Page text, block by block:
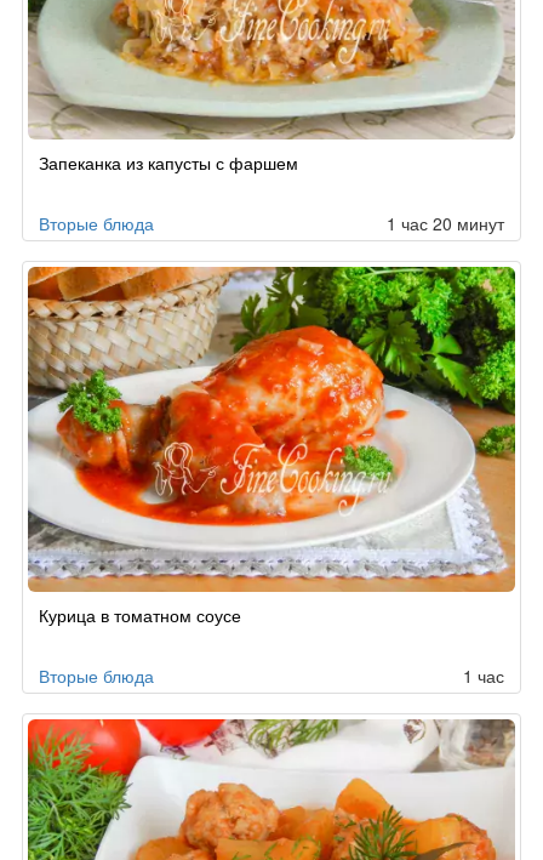
Запеканка из капусты с фаршем
Вторые блюда 1 час 20 минут
Курица в томатном соусе
Вторые блюда 1 час